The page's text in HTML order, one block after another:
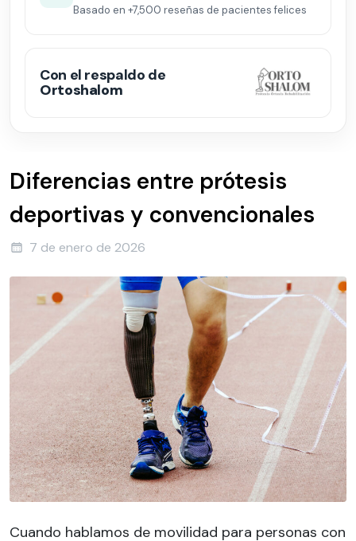
Basado en +7,500 reseñas de pacientes felices
Con el respaldo de
Ortoshalom
Diferencias entre prótesis
deportivas y convencionales
7 de enero de 2026
Cuando hablamos de movilidad para personas con